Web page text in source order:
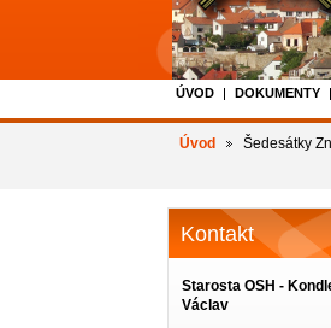
ÚVOD DOKUMENTY
Úvod Šedesátky
Kontakt
Starosta OSH -
Václav